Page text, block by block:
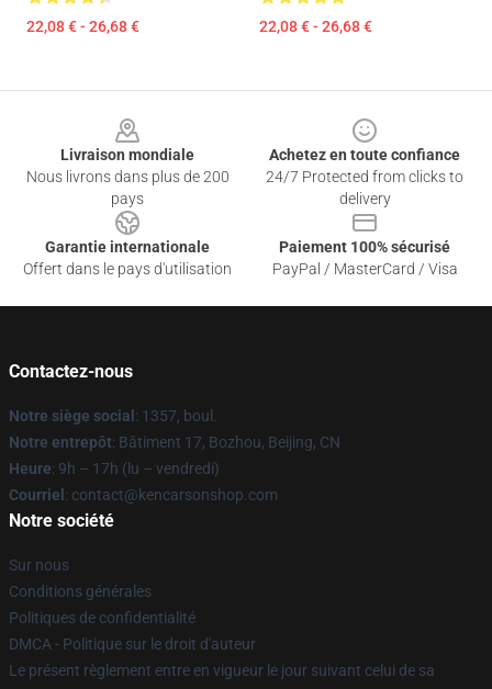
22,08 € - 26,68 € 22,08 € - 26,68 €
Livraison mondiale
Nous livrons dans plus de 200
pays
Achetez en toute confiance
24/7 Protected from clicks to
delivery
Garantie internationale
Offert dans le pays d'utilisation
Paiement 100% sécurisé
PayPal / MasterCard / Visa
Contactez-nous
Notre siège social : 1357, boul.
Notre entrepôt: Bâtiment 17, Bozhou, Beijing, CN
Heure: 9h – 17h (lu – vendredi)
Courriel : contact@kencarsonshop.com
Notre société
Sur nous
Conditions générales
Politiques de confidentialité
DMCA - Politique sur le droit d'auteur
Le présent règlement entre en vigueur le jour suivant celui de sa